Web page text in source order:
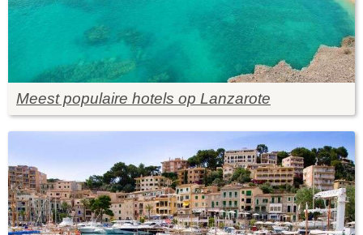
Meest populaire hotels op Lanzarote